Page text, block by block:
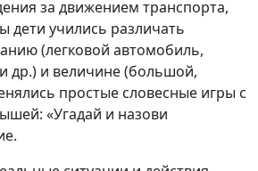
за движением транспорта,
дети учились различать
(легковой автомобиль,
др.) и величине (большой,
простые словесные игры с
«Угадай и назови